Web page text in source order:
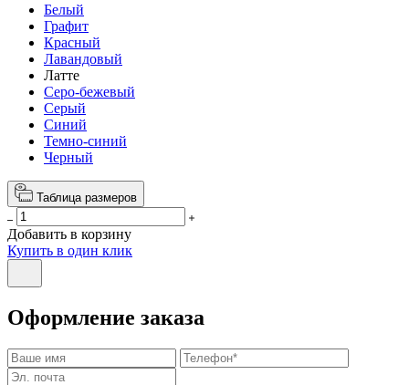
Белый
Графит
Красный
Лавандовый
Латте
Серо-бежевый
Серый
Синий
Темно-синий
Черный
Таблица размеров
Добавить в корзину
Купить в один клик
Оформление заказа